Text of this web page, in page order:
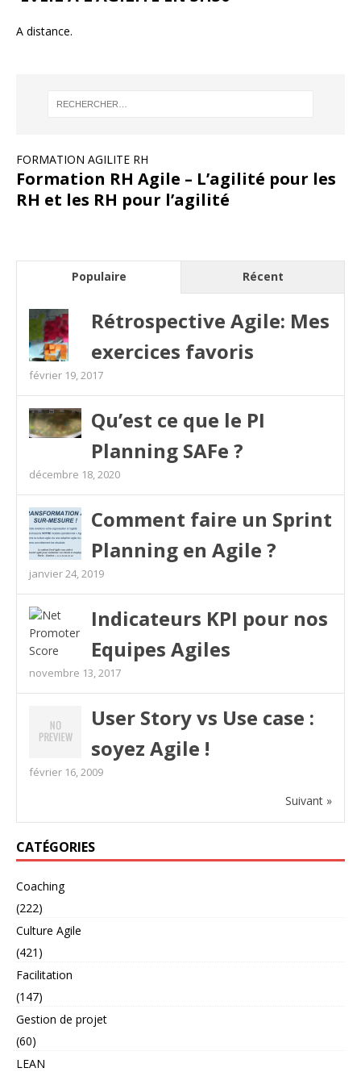
A distance.
FORMATION AGILITE RH
Formation RH Agile – L’agilité pour les
RH et les RH pour l’agilité
Populaire Récent
Rétrospective Agile: Mes
exercices favoris
février 19, 2017
Qu’est ce que le PI
Planning SAFe ?
décembre 18, 2020
Comment faire un Sprint
Planning en Agile ?
janvier 24, 2019
Indicateurs KPI pour nos
Equipes Agiles
novembre 13, 2017
User Story vs Use case :
soyez Agile !
février 16, 2009
Suivant »
CATÉGORIES
Coaching
(222)
Culture Agile
(421)
Facilitation
(147)
Gestion de projet
(60)
LEAN